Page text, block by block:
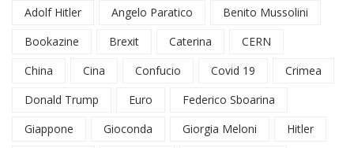
Adolf Hitler Angelo Paratico
Benito Mussolini
Bookazine
Brexit Caterina
CERN
China
Cina Confucio Covid 19
Crimea
Donald Trump
Euro
Federico Sboarina
Giappone
Gioconda Giorgia Meloni
Hitler